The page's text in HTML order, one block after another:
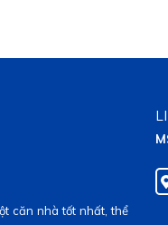
căn nhà tốt nhất, thể